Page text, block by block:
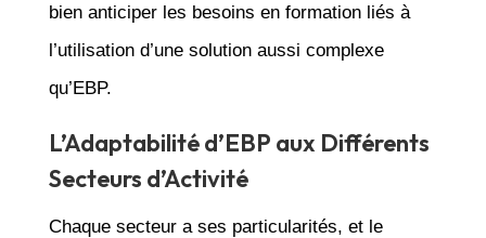
bien anticiper les besoins en formation liés à
l’utilisation d’une solution aussi complexe
qu’EBP.
L’Adaptabilité d’EBP aux Différents
Secteurs d’Activité
Chaque secteur a ses particularités, et le